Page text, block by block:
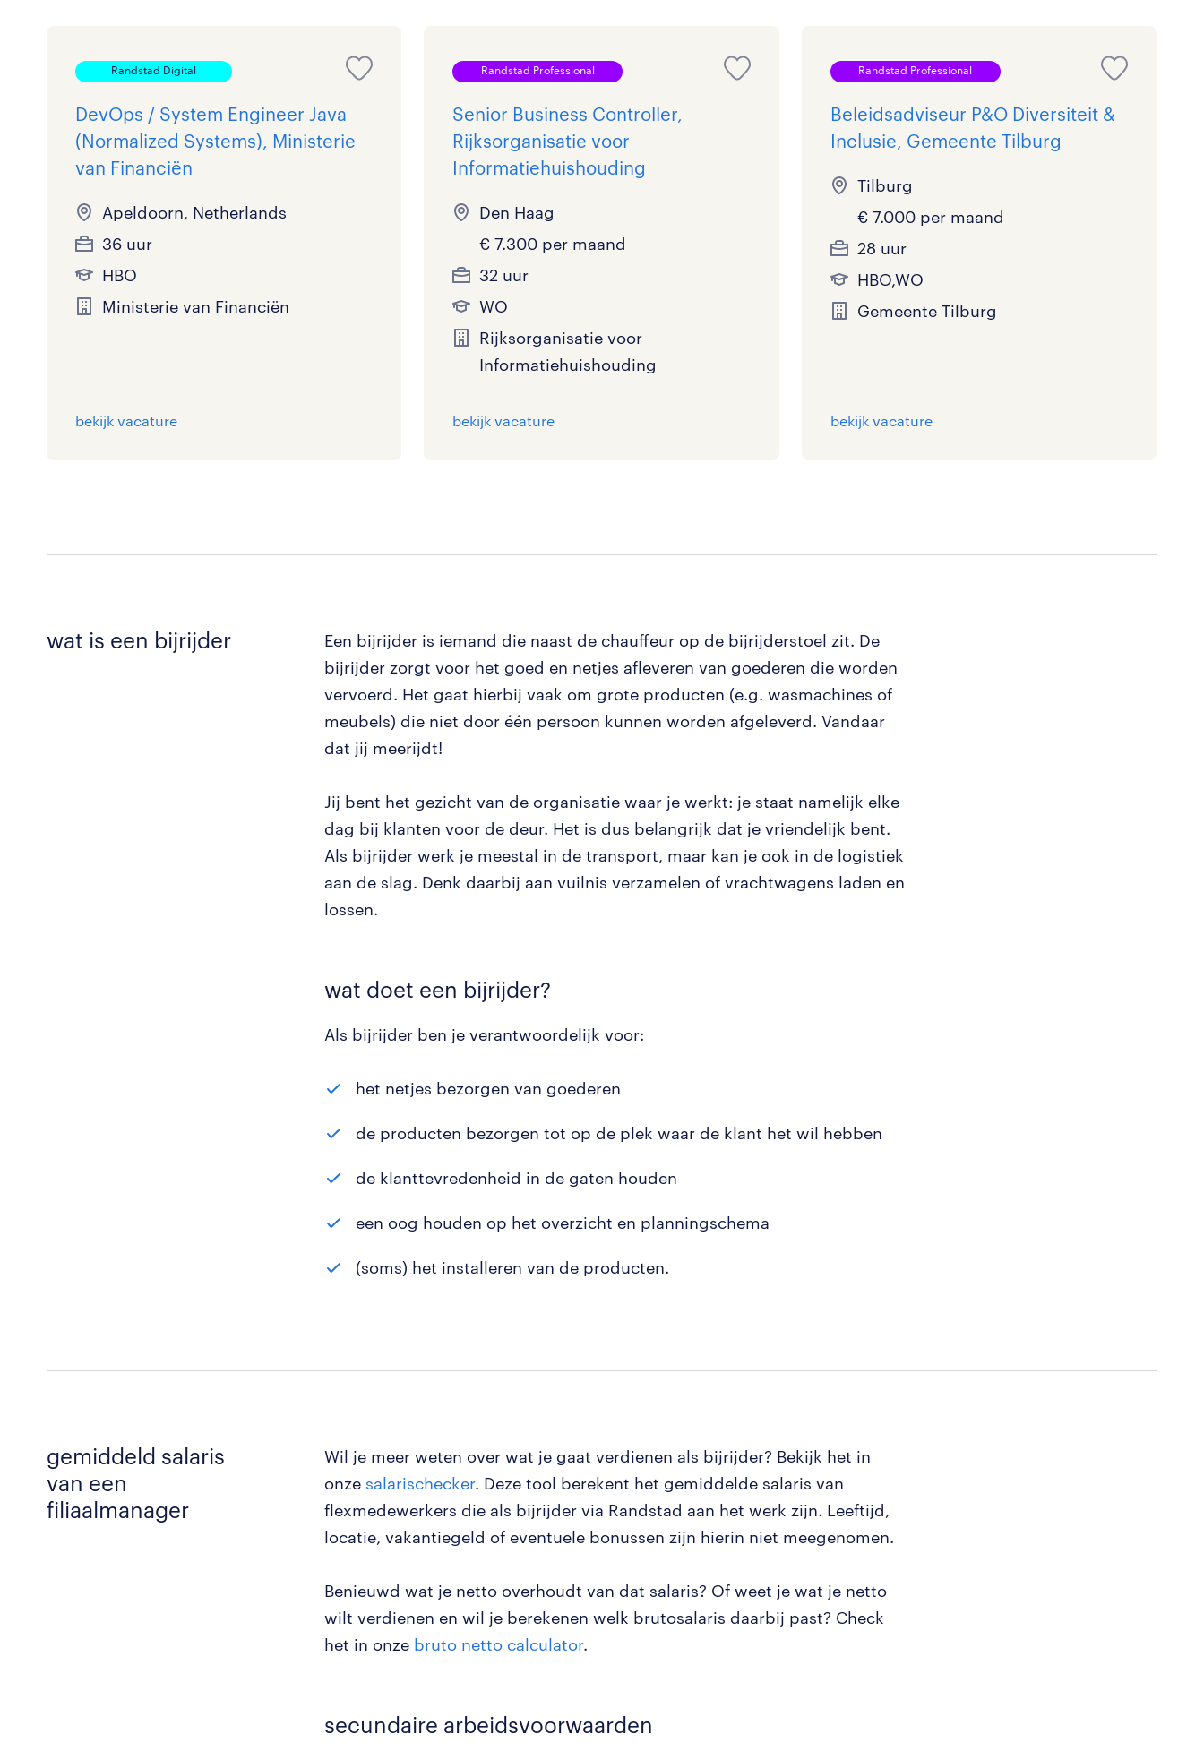
Randstad Digital
DevOps / System Engineer Java
(Normalized Systems), Ministerie
van Financiën
Apeldoorn, Netherlands
36 uur
HBO
Ministerie van Financiën
bekijk vacature
Randstad Professional
Senior Business Controller,
Rijksorganisatie voor
Informatiehuishouding
Den Haag
€ 7.300 per maand
32 uur
WO
Rijksorganisatie voor
Informatiehuishouding
bekijk vacature
Randstad Professional
Beleidsadviseur P&O Diversiteit &
Inclusie, Gemeente Tilburg
Tilburg
€ 7.000 per maand
28 uur
HBO,WO
Gemeente Tilburg
bekijk vacature
wat is een bijrijder
Een bijrijder is iemand die naast de chauffeur op de bijrijderstoel zit. De
bijrijder zorgt voor het goed en netjes afleveren van goederen die worden
vervoerd. Het gaat hierbij vaak om grote producten (e.g. wasmachines of
meubels) die niet door één persoon kunnen worden afgeleverd. Vandaar
dat jij meerijdt!
Jij bent het gezicht van de organisatie waar je werkt: je staat namelijk elke
dag bij klanten voor de deur. Het is dus belangrijk dat je vriendelijk bent.
Als bijrijder werk je meestal in de transport, maar kan je ook in de logistiek
aan de slag. Denk daarbij aan vuilnis verzamelen of vrachtwagens laden en
lossen.
wat doet een bijrijder?
Als bijrijder ben je verantwoordelijk voor:
het netjes bezorgen van goederen
de producten bezorgen tot op de plek waar de klant het wil hebben
de klanttevredenheid in de gaten houden
een oog houden op het overzicht en planningschema
(soms) het installeren van de producten.
gemiddeld salaris
van een
filiaalmanager
Wil je meer weten over wat je gaat verdienen als bijrijder? Bekijk het in
onze salarischecker. Deze tool berekent het gemiddelde salaris van
flexmedewerkers die als bijrijder via Randstad aan het werk zijn. Leeftijd,
locatie, vakantiegeld of eventuele bonussen zijn hierin niet meegenomen.
Benieuwd wat je netto overhoudt van dat salaris? Of weet je wat je netto
wilt verdienen en wil je berekenen welk brutosalaris daarbij past? Check
het in onze bruto netto calculator.
secundaire arbeidsvoorwaarden